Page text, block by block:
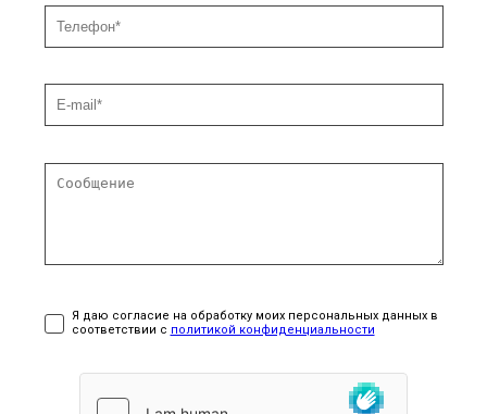
Я даю согласие на обработку моих персональных данных в
соответствии с политикой конфиденциальности